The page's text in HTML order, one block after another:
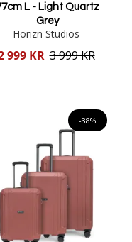
L - Light Quartz
Grey
Horizn Studios
999 KR 3 999 KR
-38%